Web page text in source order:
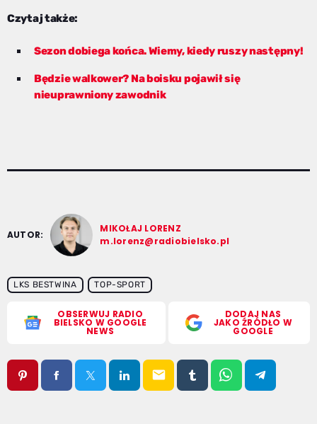
Czytaj także:
Sezon dobiega końca. Wiemy, kiedy ruszy następny!
Będzie walkower? Na boisku pojawił się
nieuprawniony zawodnik
AUTOR:
MIKOŁAJ LORENZ
m.lorenz@radiobielsko.pl
LKS BESTWINA TOP-SPORT
OBSERWUJ RADIO
BIELSKO W GOOGLE
NEWS
DODAJ NAS
JAKO ŹRÓDŁO W
GOOGLE
email